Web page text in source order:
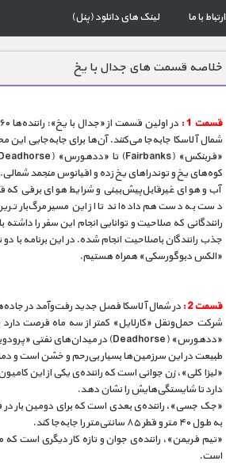
ارتباط با ما لینک های دانلود (پنل)
خلاصه قسمت های جدال با یخ
قسمت 1 :
کوه‌های یخ و توندراهای یخ زده و اقیانوس منجمد شمالی.
آب و هوای غیرقابل‌پیش‌بینی و شرایط هوای برفی که
دست به دست هم داده‌اند تا از این مسیر مرگ‌بار‌ترین
رانندگانی که صلاحیت و توانایی انجام این سفر را
جذب رانندگان باصلاحیت انجام شده. در این برنامه با
«الکس دبوگورسکی» همراه هستیم.
قسمت 2 :
در شمال آلاسکا فصل جدید رفت‌و‌آمد در
«ددهورس» (Deadhorse) در میدان‌های نفتی «پرودوبی» (Prudhoe Bay) برساند.
طبیعت در این سرزمین‌ها بسیار بی‌رحم و خشن است و دمای هوا تا منفی
«لیزا کلی»، زن جوانی است که راننده‌ی یکی از این
دارد تا شایستگی‌هایش را نشان دهد.
«جک جسی»، راننده‌ی بعدی است که برای دومین بار
به طول ۴۰ متر و قطر ۸۵ سانتی‌متر را جا‌به‌جا کند.
«تیم فریمن»، راننده‌ی جوان و تازه کار دیگری است
است.